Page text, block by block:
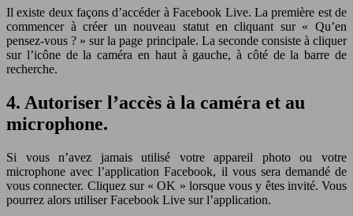
Il existe deux façons d’accéder à Facebook Live. La première est de
commencer à créer un nouveau statut en cliquant sur « Qu’en
pensez-vous ? » sur la page principale. La seconde consiste à cliquer
sur l’icône de la caméra en haut à gauche, à côté de la barre de
recherche.
4. Autoriser l’accès à la caméra et au
microphone.
Si vous n’avez jamais utilisé votre appareil photo ou votre
microphone avec l’application Facebook, il vous sera demandé de
vous connecter. Cliquez sur « OK » lorsque vous y êtes invité. Vous
pourrez alors utiliser Facebook Live sur l’application.